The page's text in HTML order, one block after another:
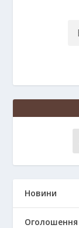
Новини
Оголошення